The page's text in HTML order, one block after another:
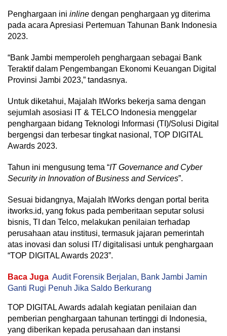
Penghargaan ini inline dengan penghargaan yg diterima
pada acara Apresiasi Pertemuan Tahunan Bank Indonesia
2023.
“Bank Jambi memperoleh penghargaan sebagai Bank
Teraktif dalam Pengembangan Ekonomi Keuangan Digital
Provinsi Jambi 2023,” tandasnya.
Untuk diketahui, Majalah ItWorks bekerja sama dengan
sejumlah asosiasi IT & TELCO Indonesia menggelar
penghargaan bidang Teknologi Informasi (TI)/Solusi Digital
bergengsi dan terbesar tingkat nasional, TOP DIGITAL
Awards 2023.
Tahun ini mengusung tema “IT Governance and Cyber
Security in Innovation of Business and Services”.
Sesuai bidangnya, Majalah ItWorks dengan portal berita
itworks.id, yang fokus pada pemberitaan seputar solusi
bisnis, TI dan Telco, melakukan penilaian terhadap
perusahaan atau institusi, termasuk jajaran pemerintah
atas inovasi dan solusi IT/ digitalisasi untuk penghargaan
“TOP DIGITAL Awards 2023”.
Baca Juga Audit Forensik Berjalan, Bank Jambi Jamin
Ganti Rugi Penuh Jika Saldo Berkurang
TOP DIGITAL Awards adalah kegiatan penilaian dan
pemberian penghargaan tahunan tertinggi di Indonesia,
yang diberikan kepada perusahaan dan instansi